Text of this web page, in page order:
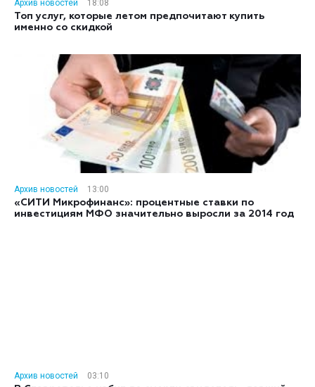
Архив новостей
18:08
Топ услуг, которые летом предпочитают купить
именно со скидкой
Архив новостей
13:00
«СИТИ Микрофинанс»: процентные ставки по
инвестициям МФО значительно выросли за 2014 год
Архив новостей
03:10